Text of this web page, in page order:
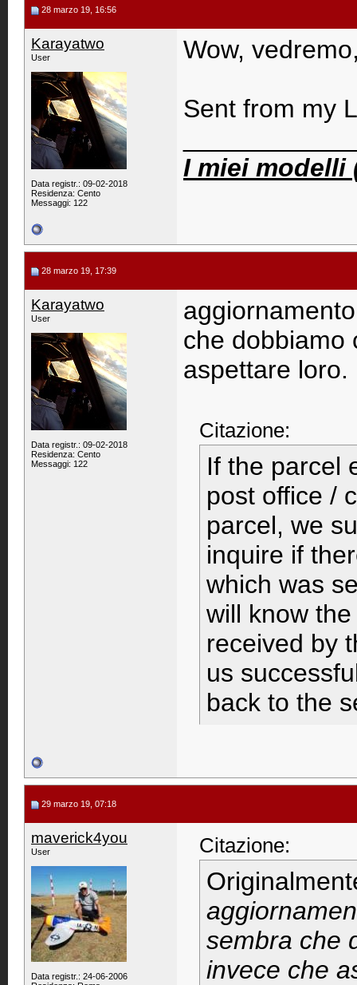
28 marzo 19, 16:56
Karayatwo
User
Data registr.: 09-02-2018
Residenza: Cento
Messaggi: 122
Wow,
Sent from my
I miei modelli
28 marzo 19, 17:39
Karayatwo
User
Data registr.: 09-02-2018
Residenza: Cento
Messaggi: 122
che dobbiamo
aspettare loro.
Citazione:
If the parcel
post office /
parcel, we
inquire if
which was
will know
received by
us
back to the
29 marzo 19, 07:18
maverick4you
User
Data registr.: 24-06-2006
Citazione:
sembra che
invece che